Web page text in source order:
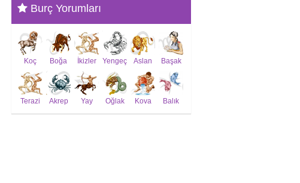
Burç Yorumları
Koç Boğa İkizler Yengeç Aslan Başak
Terazi Akrep Yay Oğlak Kova Balık